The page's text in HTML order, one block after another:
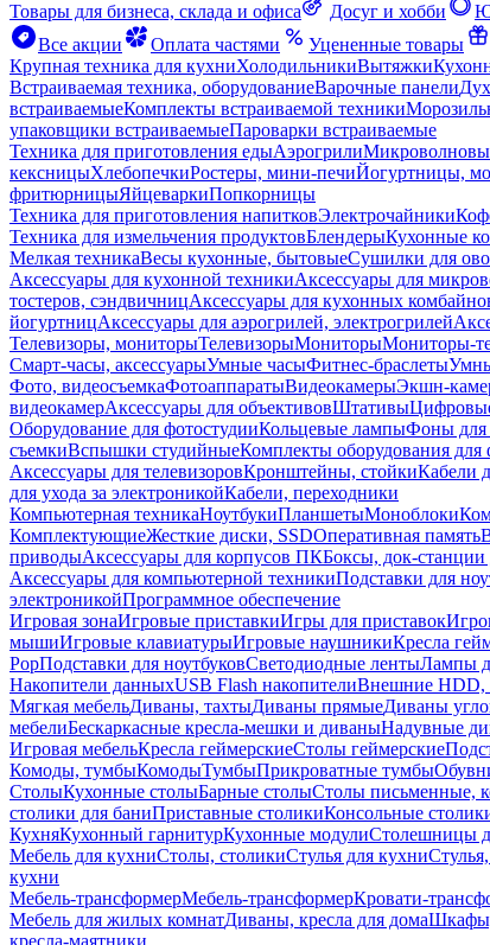
Товары для бизнеса, склада и офиса
Досуг и хобби
Все акции
Оплата частями Уцененные товары
Крупная техника для кухниХолодильникиВытяжки
Встраиваемая техника, оборудованиеВарочные панели
встраиваемыеКомплекты встраиваемой техники
упаковщики встраиваемыеПароварки встраиваемые
Техника для приготовления едыАэрогрили
кексницыХлебопечкиРостеры, мини-печиЙогуртницы,
фритюрницыЯйцеваркиПопкорницы
Техника для приготовления напитковЭлектрочайники
Техника для измельчения продуктовБлендерыКухонные
Мелкая техникаВесы кухонные, бытовыеСушилки для
Аксессуары для кухонной техникиАксессуары для
тостеров, сэндвичницАксессуары для кухонных
йогуртницАксессуары для аэрогрилей, электрогрилей
Телевизоры, мониторыТелевизорыМониторыМониторы-
Смарт-часы, аксессуарыУмные часыФитнес-браслеты
Фото, видеосъемкаФотоаппаратыВидеокамерыЭкшн-
видеокамерАксессуары для объективовШтативы
Оборудование для фотостудииКольцевые лампыФоны для
съемкиВспышки студийныеКомплекты оборудования для
Аксессуары для телевизоровКронштейны, стойкиКабели
для ухода за электроникойКабели, переходники
Компьютерная техникаНоутбукиПланшетыМоноблоки
КомплектующиеЖесткие диски, SSDОперативная память
приводыАксессуары для корпусов ПКБоксы, док-станции
Аксессуары для компьютерной техникиПодставки для
электроникойПрограммное обеспечение
Игровая зонаИгровые приставкиИгры для приставок
мышиИгровые клавиатурыИгровые наушникиКресла
PopПодставки для ноутбуковСветодиодные лентыЛампы
Накопители данныхUSB Flash накопителиВнешние HDD,
Мягкая мебельДиваны, тахтыДиваны прямыеДиваны
мебелиБескаркасные кресла-мешки и диваныНадувные
Игровая мебельКресла геймерскиеСтолы геймерские
Комоды, тумбыКомодыТумбыПрикроватные тумбы
СтолыКухонные столыБарные столыСтолы письменные,
столики для баниПриставные столикиКонсольные
КухняКухонный гарнитурКухонные модулиСтолешницы
Мебель для кухниСтолы, столикиСтулья для кухни
кухни
Мебель-трансформерМебель-трансформерКровати-
Мебель для жилых комнатДиваны, кресла для домаШкафы,
кресла-маятники